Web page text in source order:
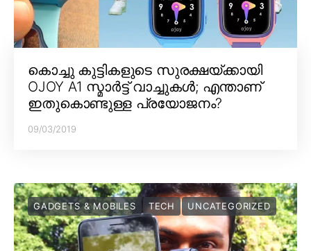
കൊച്ചു കുട്ടികളുടെ സുരക്ഷയ്ക്കായി
OJOY A1 സ്മാർട്ട് വാച്ചുകൾ; എന്താണ്
ഇതുകൊണ്ടുള്ള പ്രയോജനം?
09/03/2019
GADGETS & MOBILES TECH UNCATEGORIZED